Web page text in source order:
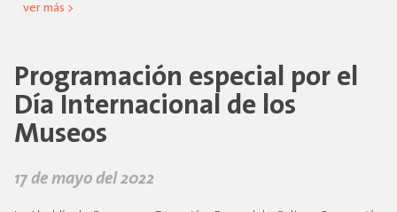
ver más >
Programación especial por el
Día Internacional de los
Museos
17 de mayo del 2022